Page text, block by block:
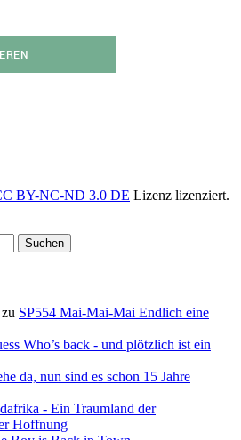
BY-NC-ND 3.0 DE Lizenz lizenziert.
zu SP554 Mai-Mai-Mai Endlich eine
Who’s back - und plötzlich ist ein
da, nun sind es schon 15 Jahre
- Ein Traumland der
Hoffnung